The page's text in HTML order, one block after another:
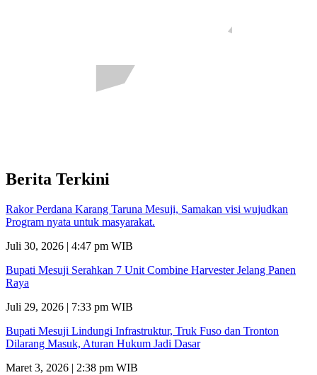
Berita Terkini
Rakor Perdana Karang Taruna Mesuji, Samakan visi wujudkan
Program nyata untuk masyarakat.
Juli 30, 2026 | 4:47 pm WIB
Bupati Mesuji Serahkan 7 Unit Combine Harvester Jelang Panen
Raya
Juli 29, 2026 | 7:33 pm WIB
Bupati Mesuji Lindungi Infrastruktur, Truk Fuso dan Tronton
Dilarang Masuk, Aturan Hukum Jadi Dasar
Maret 3, 2026 | 2:38 pm WIB